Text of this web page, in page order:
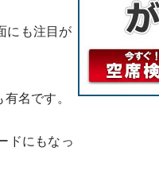
にも注目が
名です。
ドにもなっ